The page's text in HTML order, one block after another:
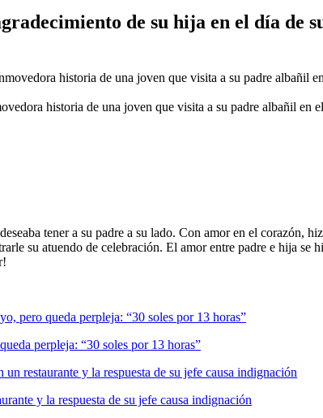
de su hija en el día de
historia de una joven que visita a su padre albañil en
tener a su padre a su lado. Con amor en el corazón,
su atuendo de celebración. El amor entre padre e hija
perpleja: “30 soles por 13 horas”
y la respuesta de su jefe causa indignación